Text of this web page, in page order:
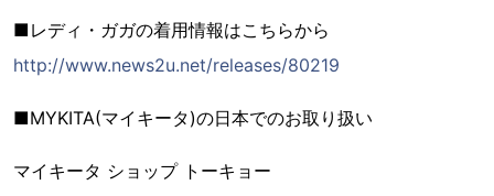
■レディ・ガガの着用情報はこちらから
http://www.news2u.net/releases/80219
■MYKITA(マイキータ)の日本でのお取り扱い
マイキータ ショップ トーキョー